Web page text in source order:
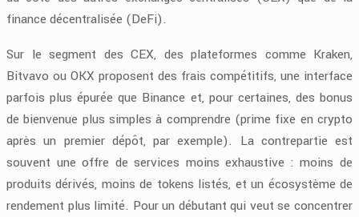
finance décentralisée (DeFi).
Sur le segment des CEX, des plateformes comme Kraken,
Bitvavo ou OKX proposent des frais compétitifs, une interface
parfois plus épurée que Binance et, pour certaines, des bonus
de bienvenue plus simples à comprendre (prime fixe en crypto
après un premier dépôt, par exemple). La contrepartie est
souvent une offre de services moins exhaustive : moins de
produits dérivés, moins de tokens listés, et un écosystème de
rendement plus limité. Pour un débutant qui veut se concentrer